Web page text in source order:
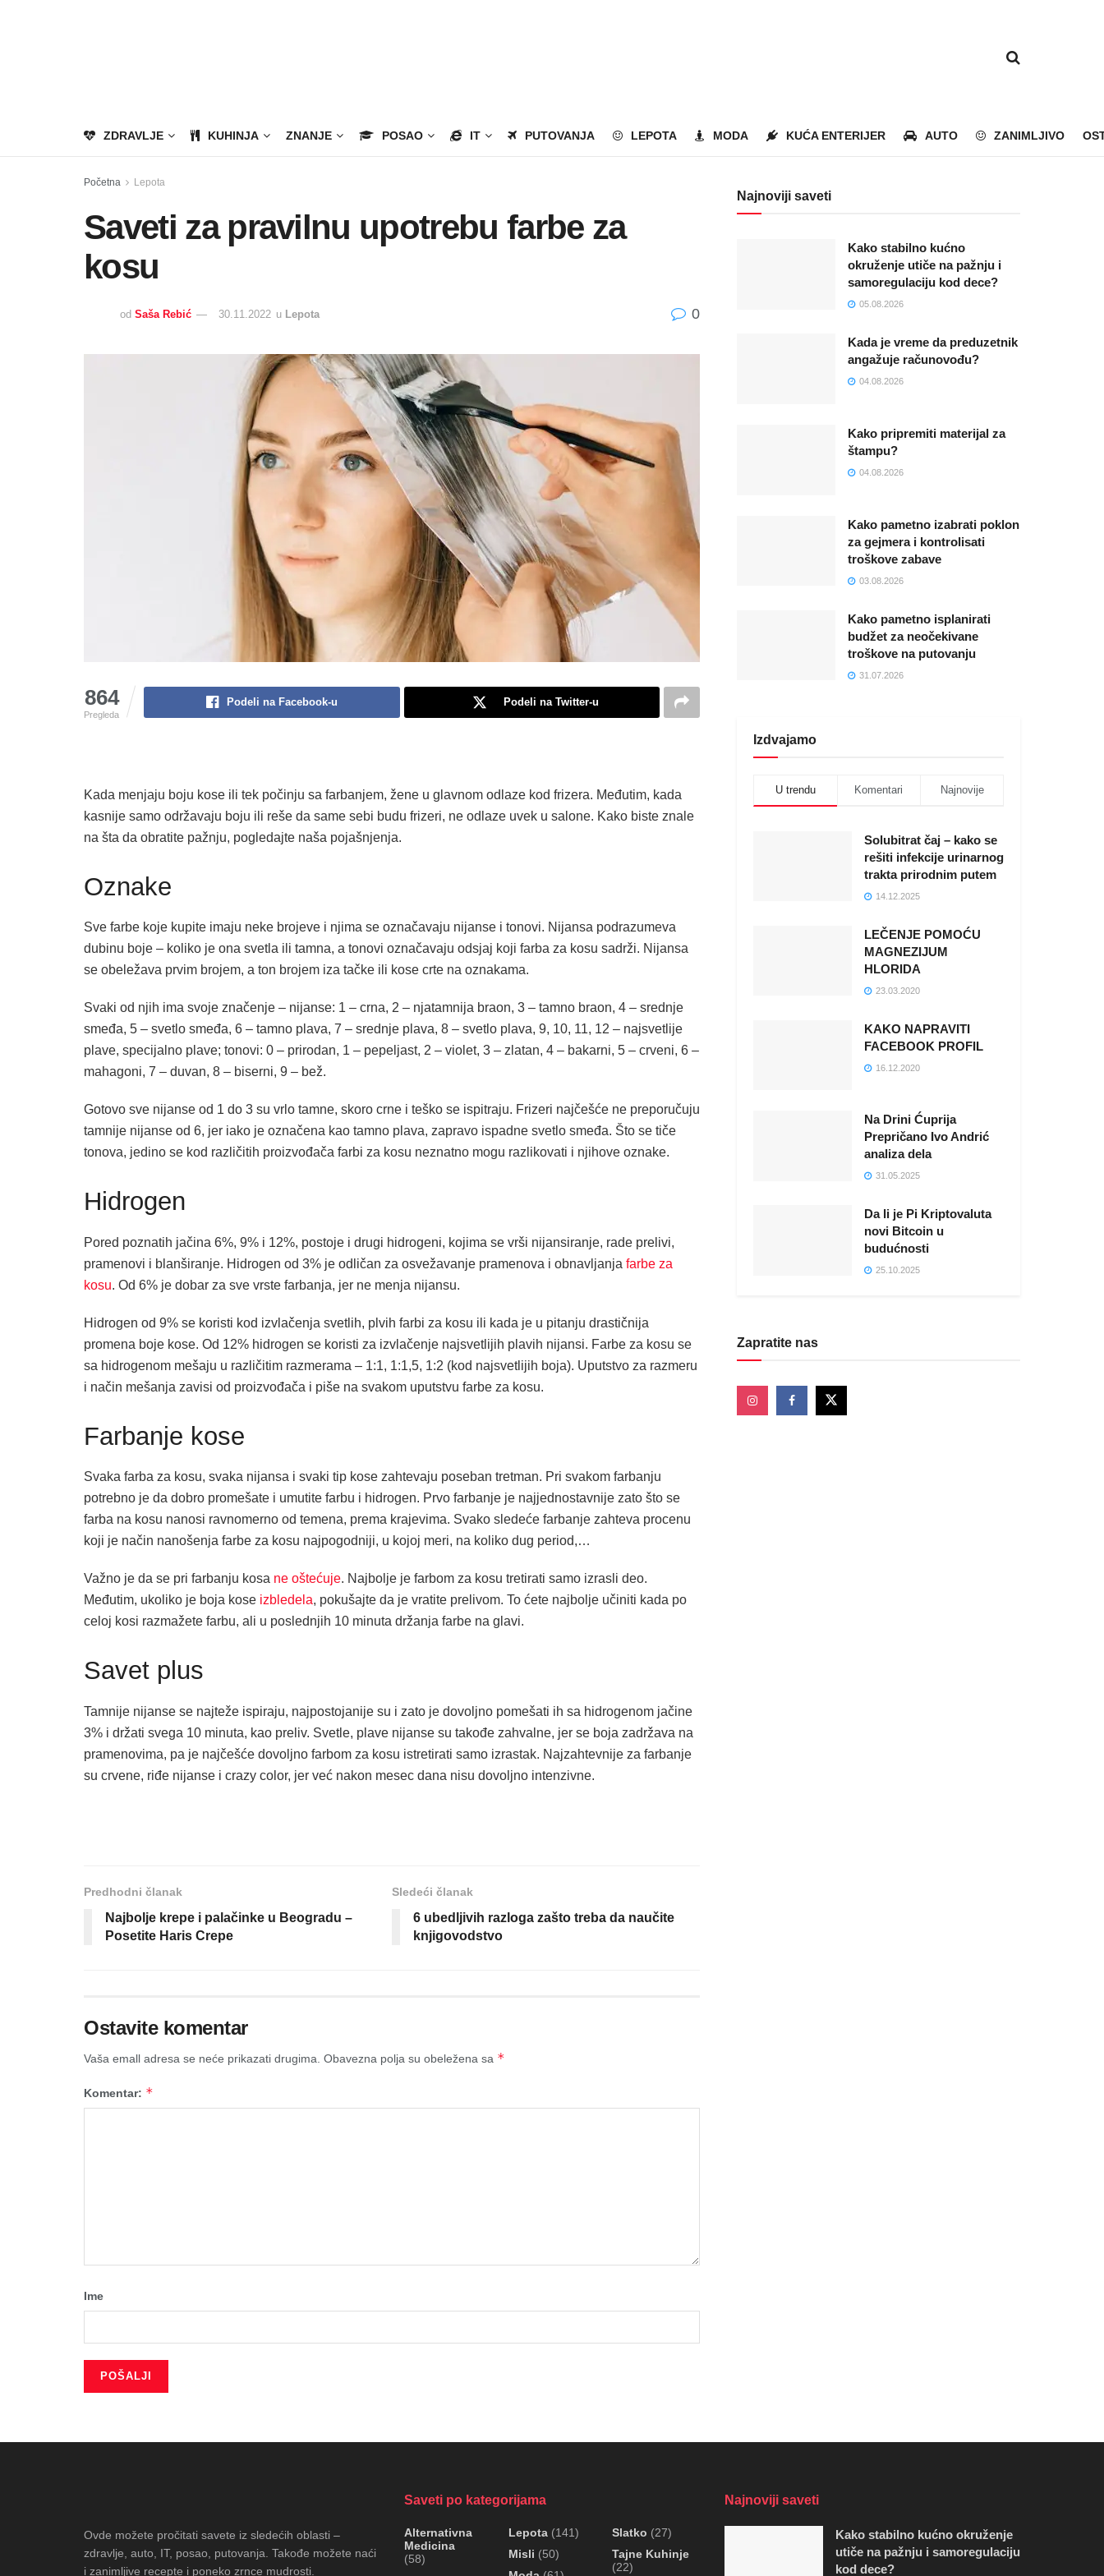
ZDRAVLJE KUHINJA ZNANJE POSAO IT PUTOVANJA LEPOTA MODA KUĆA ENTERIJER AUTO ZANIMLJIVO
Početna Lepota
Saveti za pravilnu upotrebu farbe za
kosu
od Saša Rebić 30.11.2022 u Lepota 0
864
Pregleda
Podeli na Facebook-u Podeli na Twitter-u
Kada menjaju boju kose ili tek počinju sa farbanjem, žene u glavnom odlaze kod frizera. Međutim, kada
kasnije samo održavaju boju ili reše da same sebi budu frizeri, ne odlaze uvek u salone. Kako biste znale
na šta da obratite pažnju, pogledajte naša pojašnjenja.
Oznake
Sve farbe koje kupite imaju neke brojeve i njima se označavaju nijanse i tonovi. Nijansa podrazumeva
dubinu boje – koliko je ona svetla ili tamna, a tonovi označavaju odsjaj koji farba za kosu sadrži. Nijansa
se obeležava prvim brojem, a ton brojem iza tačke ili kose crte na oznakama.
Svaki od njih ima svoje značenje – nijanse: 1 – crna, 2 – njatamnija braon, 3 – tamno braon, 4 – srednje
smeđa, 5 – svetlo smeđa, 6 – tamno plava, 7 – srednje plava, 8 – svetlo plava, 9, 10, 11, 12 – najsvetlije
plave, specijalno plave; tonovi: 0 – prirodan, 1 – pepeljast, 2 – violet, 3 – zlatan, 4 – bakarni, 5 – crveni, 6 –
mahagoni, 7 – duvan, 8 – biserni, 9 – bež.
Gotovo sve nijanse od 1 do 3 su vrlo tamne, skoro crne i teško se ispitraju. Frizeri najčešće ne preporučuju
tamnije nijanse od 6, jer iako je označena kao tamno plava, zapravo ispadne svetlo smeđa. Što se tiče
tonova, jedino se kod različitih proizvođača farbi za kosu neznatno mogu razlikovati i njihove oznake.
Hidrogen
Pored poznatih jačina 6%, 9% i 12%, postoje i drugi hidrogeni, kojima se vrši nijansiranje, rade prelivi,
pramenovi i blanširanje. Hidrogen od 3% je odličan za osvežavanje pramenova i obnavljanja farbe za
kosu. Od 6% je dobar za sve vrste farbanja, jer ne menja nijansu.
Hidrogen od 9% se koristi kod izvlačenja svetlih, plvih farbi za kosu ili kada je u pitanju drastičnija
promena boje kose. Od 12% hidrogen se koristi za izvlačenje najsvetlijih plavih nijansi. Farbe za kosu se
sa hidrogenom mešaju u različitim razmerama – 1:1, 1:1,5, 1:2 (kod najsvetlijih boja). Uputstvo za razmeru
i način mešanja zavisi od proizvođača i piše na svakom uputstvu farbe za kosu.
Farbanje kose
Svaka farba za kosu, svaka nijansa i svaki tip kose zahtevaju poseban tretman. Pri svakom farbanju
potrebno je da dobro promešate i umutite farbu i hidrogen. Prvo farbanje je najjednostavnije zato što se
farba na kosu nanosi ravnomerno od temena, prema krajevima. Svako sledeće farbanje zahteva procenu
koji je način nanošenja farbe za kosu najpogodniji, u kojoj meri, na koliko dug period,…
Važno je da se pri farbanju kosa ne oštećuje. Najbolje je farbom za kosu tretirati samo izrasli deo.
Međutim, ukoliko je boja kose izbledela, pokušajte da je vratite prelivom. To ćete najbolje učiniti kada po
celoj kosi razmažete farbu, ali u poslednjih 10 minuta držanja farbe na glavi.
Savet plus
Tamnije nijanse se najteže ispiraju, najpostojanije su i zato je dovoljno pomešati ih sa hidrogenom jačine
3% i držati svega 10 minuta, kao preliv. Svetle, plave nijanse su takođe zahvalne, jer se boja zadržava na
pramenovima, pa je najčešće dovoljno farbom za kosu istretirati samo izrastak. Najzahtevnije za farbanje
su crvene, riđe nijanse i crazy color, jer već nakon mesec dana nisu dovoljno intenzivne.
Predhodni članak
Najbolje krepe i palačinke u Beogradu –
Posetite Haris Crepe
Sledeći članak
6 ubedljivih razloga zašto treba da naučite
knjigovodstvo
Ostavite komentar
Vaša emall adresa se neće prikazati drugima. Obavezna polja su obeležena sa *
Komentar: *
Ime
Najnoviji saveti
Kako stabilno kućno
okruženje utiče na pažnju i
samoregulaciju kod dece?
05.08.2026
Kada je vreme da preduzetnik
angažuje računovođu?
04.08.2026
Kako pripremiti materijal za
štampu?
04.08.2026
Kako pametno izabrati poklon
za gejmera i kontrolisati
troškove zabave
03.08.2026
Kako pametno isplanirati
budžet za neočekivane
troškove na putovanju
31.07.2026
Izdvajamo
U trendu Komentari Najnovije
Solubitrat čaj – kako se
rešiti infekcije urinarnog
trakta prirodnim putem
14.12.2025
LEČENJE POMOĆU
MAGNEZIJUM
HLORIDA
23.03.2020
KAKO NAPRAVITI
FACEBOOK PROFIL
16.12.2020
Na Drini Ćuprija
Prepričano Ivo Andrić
analiza dela
31.05.2025
Da li je Pi Kriptovaluta
novi Bitcoin u
budućnosti
25.10.2025
Zapratite nas
Ovde možete pročitati savete iz sledećih oblasti –
zdravlje, auto, IT, posao, putovanja. Takođe možete naći
i zanimljive recepte i poneko zrnce mudrosti.
Saveti po kategorijama
Alternativna
Medicina
(58)
Lepota(141)
Misli (50)
Slatko (27)
Tajne Kuhinje
(22)
Najnoviji saveti
Kako stabilno kućno okruženje
utiče na pažnju i samoregulaciju
kod dece?